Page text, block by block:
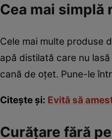
Cea mai
Cele mai multe produse
apă distilată care nu
cană de oţet. Pune-le
Citeşte şi: Evită să
Curăţare fără